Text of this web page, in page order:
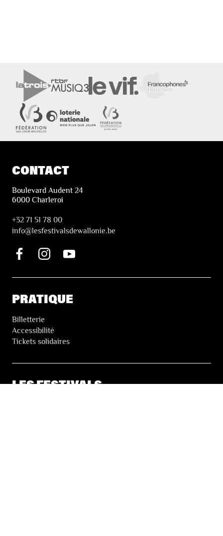
CONTACT
Boulevard Audent 24
6000 Charleroi
+32 71 51 78 00
info@lesfestivalsdewallonie.be
PRATIQUE
Billetterie
Accessibilité
Tickets solidaires
LES FESTIVALS